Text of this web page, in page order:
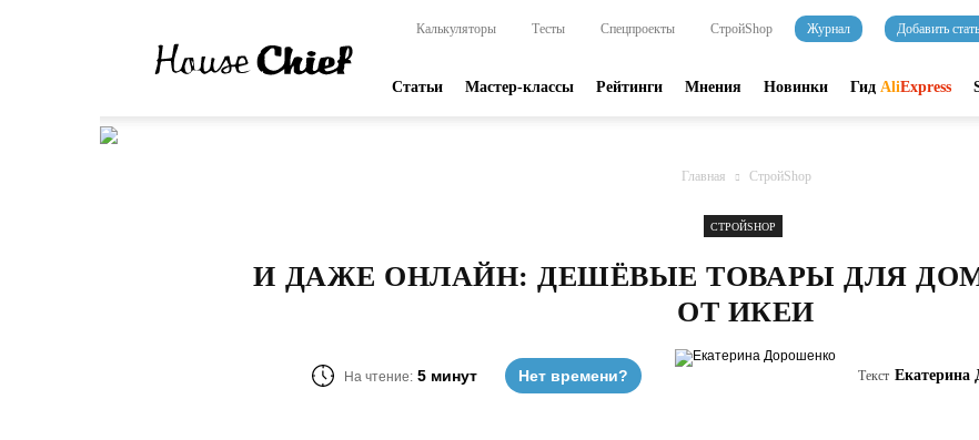
online-
издание
Калькуляторы Тесты Спецпроекты СтройShop Журнал Добавить
Статьи Мастер-классы Рейтинги Мнения Новинки Гид AliExpress
Главная СтройShop
СТРОЙSHOP
И ДАЖЕ ОНЛАЙН: ДЕШЁВЫЕ ТОВАРЫ ДЛЯ
ОТ ИКЕИ
На чтение: 5 минут Нет времени? Текст Екатерина